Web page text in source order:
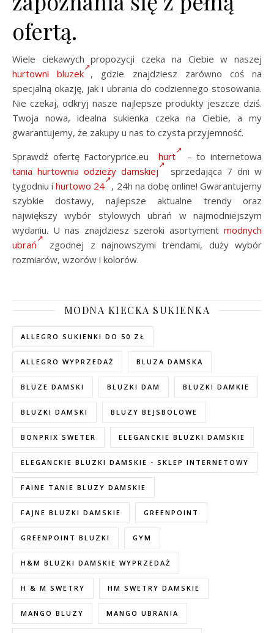
ofertą.
Wiele ciekawych propozycji czeka na Ciebie w naszej
hurtowni bluzek , gdzie znajdziesz zarówno coś na
specjalną okazję, jak i ubrania do codziennego stosowania.
Nie czekaj, odkryj nasze najlepsze produkty jeszcze dziś.
Twoja nowa, idealna sukienka czeka na Ciebie, a my
gwarantujemy, że zakupy u nas to czysta przyjemność.
Sprawdź ofertę Factoryprice.eu hurt
– to internetowa
tania hurtownia odzieży damskiej
sprzedająca 7 dni w
tygodniu ihurtowo 24 , 24h na dobę online! Gwarantujemy
szybkie dostawy, najlepsze aktualne trendy oraz
największy wybór stylowych ubrań w najmodniejszym
wydaniu. U nas znajdziesz szeroki asortyment modnych
ubrań
zgodnej z najnowszymi trendami, duży wybór
rozmiarów, wzorów i kolorów.
MODNA KIECKA SUKIENKA
ALLEGRO SUKIENKI DO 50 ZŁ
ALLEGRO WYPRZEDAŻ BLUZA DAMSKA
BLUZE DAMSKI BLUZKI DAM BLUZKI DAMKIE
BLUZKI DAMSKI BLUZY BEJSBOLOWE
BONPRIX SWETER ELEGANCKIE BLUZKI DAMSKIE
ELEGANCKIE BLUZKI DAMSKIE - SKLEP INTERNETOWY
FAINE TANIE BLUZY DAMSKIE
FAJNE BLUZKI DAMSKIE GREENPOINT
GREENPOINT BLUZKI GYM
H&M BLUZKI DAMSKIE WYPRZEDAŻ
H & M SWETRY HM SWETRY DAMSKIE
MANGO BLUZY MANGO UBRANIA